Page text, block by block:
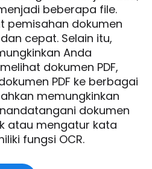
beberapa file.
pemisahan dokumen
cepat. Selain itu,
Anda
dokumen PDF,
PDF ke berbagai
memungkinkan
dokumen
atau mengatur kata
fungsi OCR.